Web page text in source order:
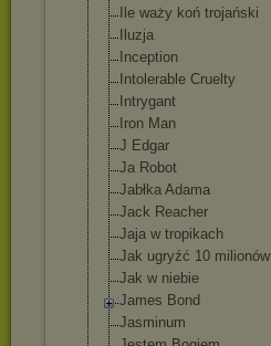
Ile waży koń trojański
Iluzja
Inception
Intolerable Cruelty
Intrygant
Iron Man
J Edgar
Ja Robot
Jabłka Adama
Jack Reacher
Jaja w tropikach
Jak ugryźć 10 milionów
Jak w niebie
James Bond
Jasminum